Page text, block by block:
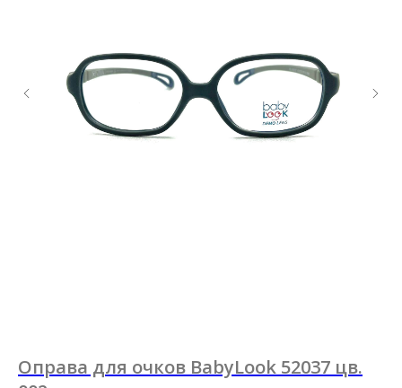
Оправа для очков BabyLook 52037 цв.
звонок